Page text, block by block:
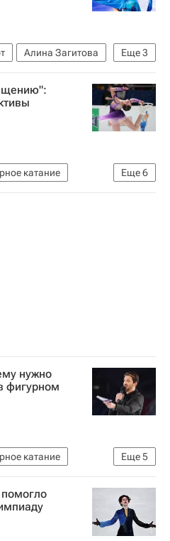
Еще3
Алина Загитова
Еще6
катание
Россия
нужно
фигурном
Еще5
катание
(фигурное катание)
катание)
помогло